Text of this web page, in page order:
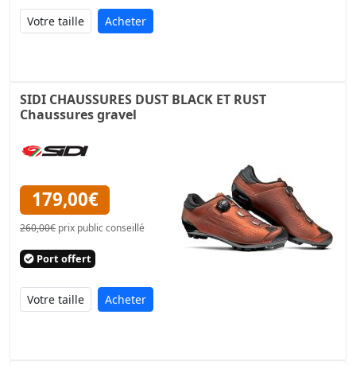
Acheter
SIDI CHAUSSURES DUST BLACK ET RUST
Chaussures gravel
179,00€
260,00€ prix public conseillé
Port offert
Acheter